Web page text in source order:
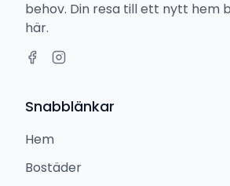
behov. Din resa till ett nytt hem
här.
Snabblänkar
Hem
Bostäder